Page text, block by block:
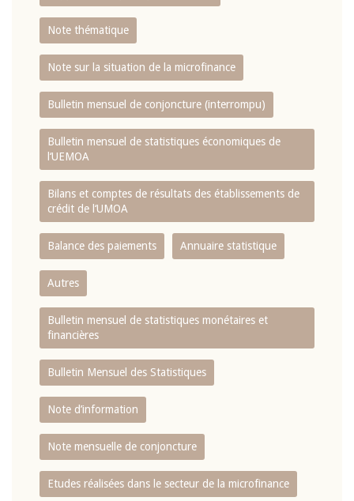
Note thématique
Note sur la situation de la microfinance
Bulletin mensuel de conjoncture (interrompu)
Bulletin mensuel de statistiques économiques de
l‘UEMOA
Bilans et comptes de résultats des établissements de
crédit de l‘UMOA
Balance des paiements Annuaire statistique
Autres
Bulletin mensuel de statistiques monétaires et
financières
Bulletin Mensuel des Statistiques
Note d’information
Note mensuelle de conjoncture
Etudes réalisées dans le secteur de la microfinance